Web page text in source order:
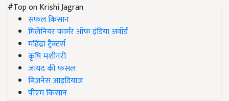
#Top on Krishi Jagran
सफल किसान
मिलेनियर फार्मर ऑफ इंडिया अवॉर्ड
महिंद्रा ट्रैक्टर्स
कृषि मशीनरी
जायद की फसल
बिज़नेस आइडियाज
पीएम किसान